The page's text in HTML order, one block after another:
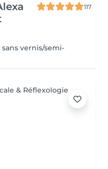
117
vernis/semi-